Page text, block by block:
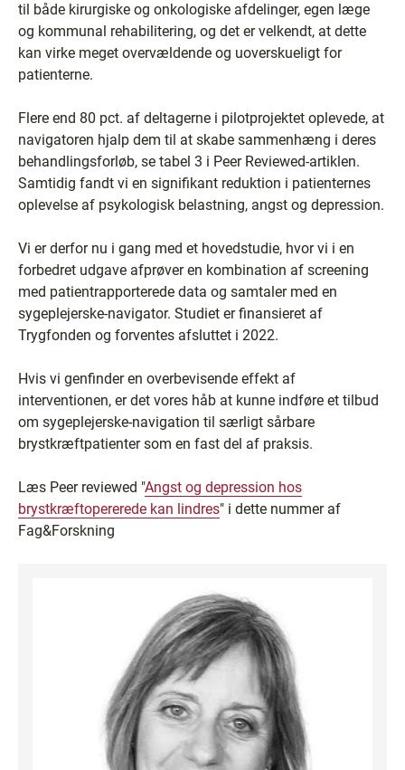
til både kirurgiske og onkologiske afdelinger, egen læge
og kommunal rehabilitering, og det er velkendt, at dette
kan virke meget overvældende og uoverskueligt for
patienterne.
Flere end 80 pct. af deltagerne i pilotprojektet oplevede, at
navigatoren hjalp dem til at skabe sammenhæng i deres
behandlingsforløb, se tabel 3 i Peer Reviewed-artiklen.
Samtidig fandt vi en signifikant reduktion i patienternes
oplevelse af psykologisk belastning, angst og depression.
Vi er derfor nu i gang med et hovedstudie, hvor vi i en
forbedret udgave afprøver en kombination af screening
med patientrapporterede data og samtaler med en
sygeplejerske-navigator. Studiet er finansieret af
Trygfonden og forventes afsluttet i 2022.
Hvis vi genfinder en overbevisende effekt af
interventionen, er det vores håb at kunne indføre et tilbud
om sygeplejerske-navigation til særligt sårbare
brystkræftpatienter som en fast del af praksis.
Læs Peer reviewed "Angst og depression hos
brystkræftopererede kan lindres" i dette nummer af
Fag&Forskning